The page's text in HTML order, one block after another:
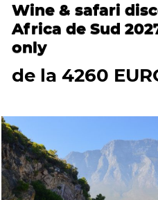
Wine & safari
Africa de Sud
only
de la 4260